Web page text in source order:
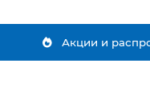
Акции и